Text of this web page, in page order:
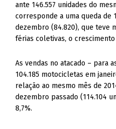
ante 146.557 unidades do
corresponde a uma queda de
dezembro (84.820), que teve
férias coletivas, o
As vendas no atacado – para
104.185 motocicletas em
relação ao mesmo mês de
dezembro passado (114.104
8,7%.